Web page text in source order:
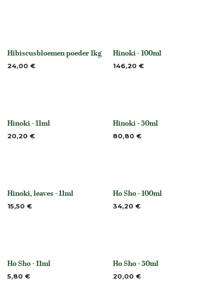
Niet op voorraad
Hibiscusbloemen poeder 1kg
24,00 € None
Hinoki - 100ml
146,20 €
None
Hinoki - 11ml
20,20 € None
Hinoki - 50ml
80,80 €
None
Hinoki, leaves - 11ml
15,50 € None
Ho Sho - 100ml
34,20 €
None
Ho Sho - 11ml
5,80 € None
Ho Sho - 50ml
20,00 €